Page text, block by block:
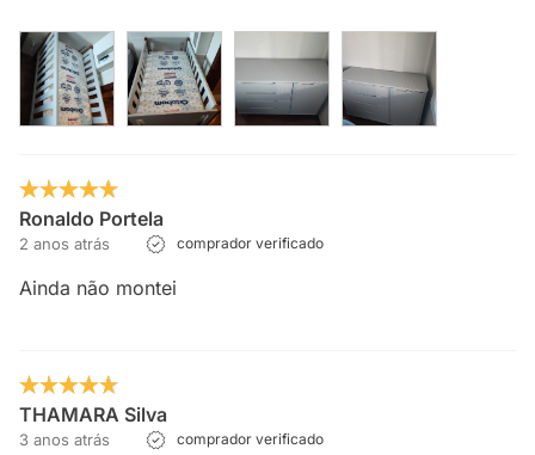
Ronaldo Portela
2 anos atrás comprador verificado
Ainda não montei
THAMARA Silva
3 anos atrás comprador verificado